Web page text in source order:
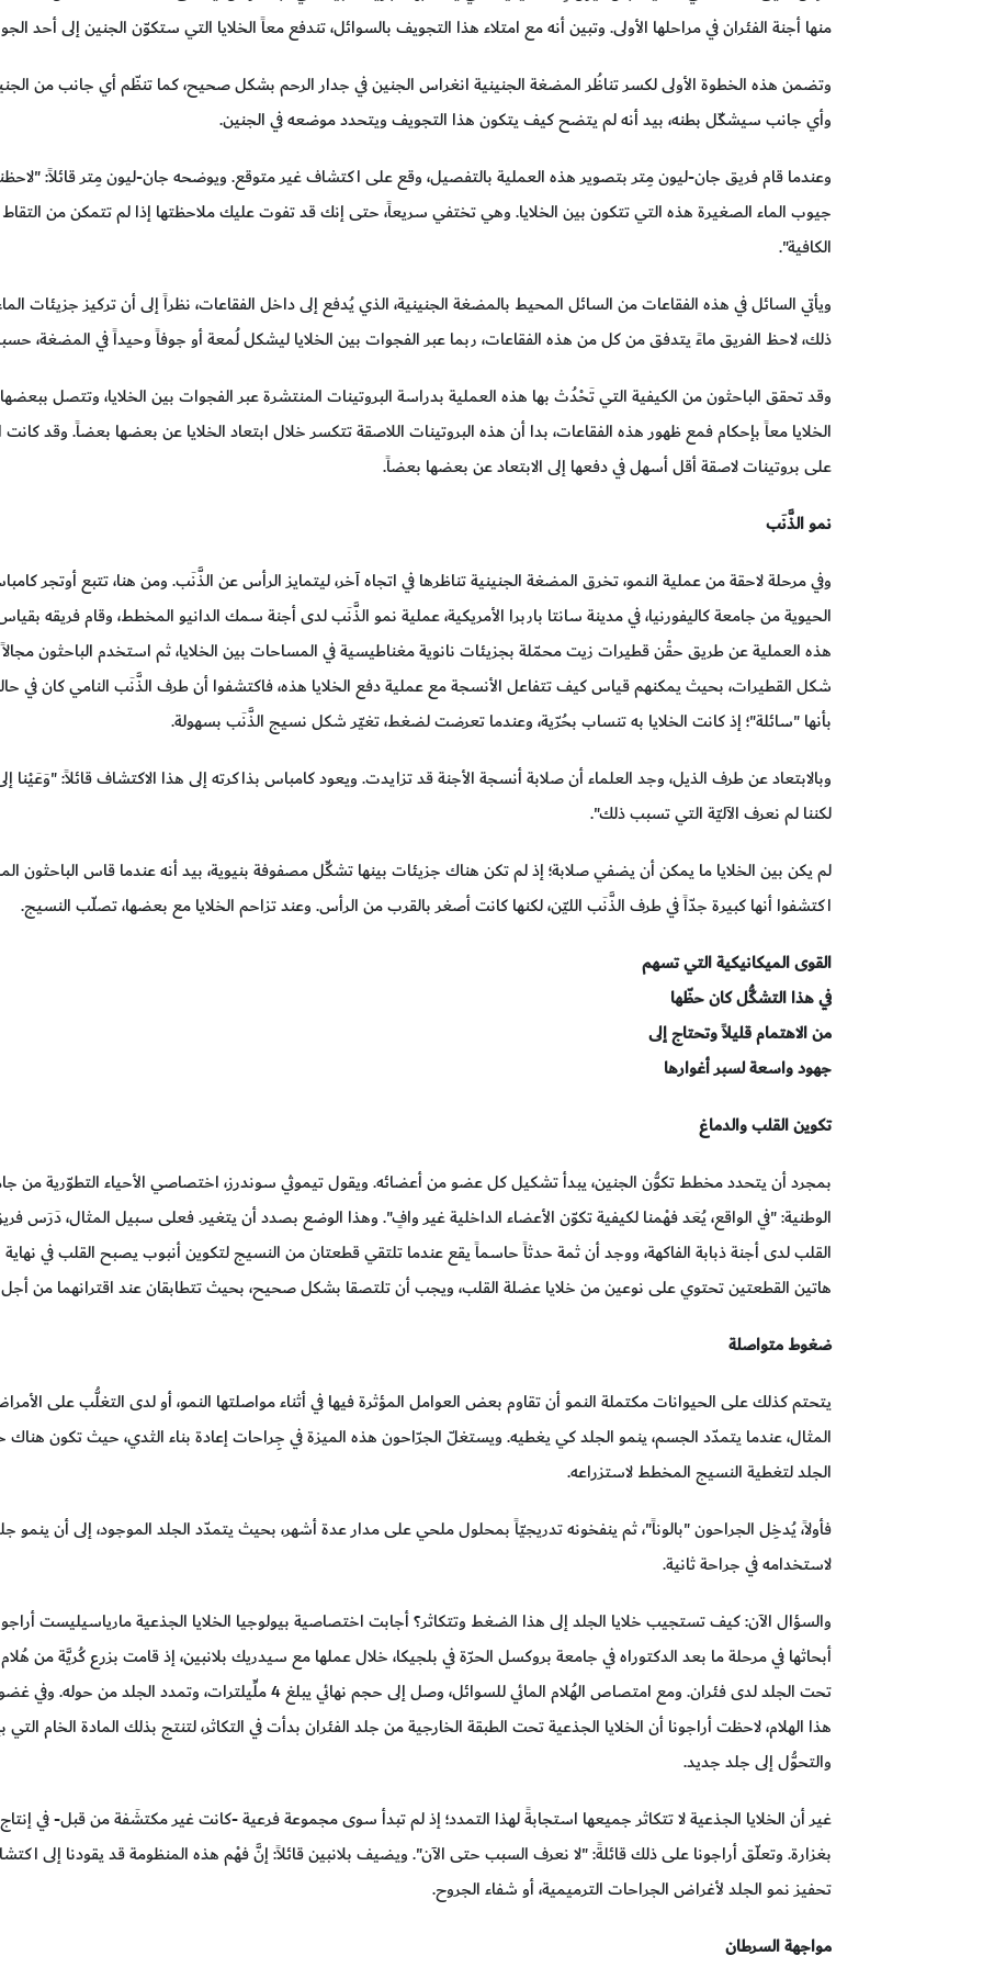
منها أجنة الفئران في مراحلها الأولى. وتبين أنه مع امتلاء هذا التجويف بالسوائل، تندفع معاً الخلايا التي ستكوّن الجنين إلى أحد
وتضمن هذه الخطوة الأولى لكسر تناظُر المضغة الجنينية انغراس الجنين في جدار الرحم بشكل صحيح، كما تنظّم أي جانب من
وأي جانب سيشكّل بطنه، بيد أنه لم يتضح كيف يتكون هذا التجويف ويتحدد موضعه في الجنين.
وعندما قام فريق جان-ليون مِتر بتصوير هذه العملية بالتفصيل، وقع على اكتشاف غير متوقع. ويوضحه جان-ليون مِتر قائلاً:
جيوب الماء الصغيرة هذه التي تتكون بين الخلايا. وهي تختفي سريعاً، حتى إنك قد تفوت عليك ملاحظتها إذا لم تتمكن من
الكافية".
ويأتي السائل في هذه الفقاعات من السائل المحيط بالمضغة الجنينية، الذي يُدفع إلى داخل الفقاعات، نظراً إلى أن تركيز جزيئات
ذلك، لاحظ الفريق ماءً يتدفق من كل من هذه الفقاعات، ربما عبر الفجوات بين الخلايا ليشكل لُمعة أو جوفاً وحيداً في المضغة،
وقد تحقق الباحثون من الكيفية التي تَحْدُث بها هذه العملية بدراسة البروتينات المنتشرة عبر الفجوات بين الخلايا، وتتصل
الخلايا معاً بإحكام فمع ظهور هذه الفقاعات، بدا أن هذه البروتينات اللاصقة تتكسر خلال ابتعاد الخلايا عن بعضها بعضاً. وقد كانت
على بروتينات لاصقة أقل أسهل في دفعها إلى الابتعاد عن بعضها بعضاً.
نمو الذَّنَب
وفي مرحلة لاحقة من عملية النمو، تخرق المضغة الجنينية تناظرها في اتجاه آخر، ليتمايز الرأس عن الذَّنَب. ومن هنا، تتبع أوتجر
الحيوية من جامعة كاليفورنيا، في مدينة سانتا باربرا الأمريكية، عملية نمو الذَّنَب لدى أجنة سمك الدانيو المخطط، وقام فريقه
هذه العملية عن طريق حقْن قطيرات زيت محمّلة بجزيئات نانوية مغناطيسية في المساحات بين الخلايا، ثم استخدم الباحثون
شكل القطيرات، بحيث يمكنهم قياس كيف تتفاعل الأنسجة مع عملية دفع الخلايا هذه، فاكتشفوا أن طرف الذَّنَب النامي كان في
بأنها "سائلة"؛ إذ كانت الخلايا به تنساب بحُرّية، وعندما تعرضت لضغط، تغيّر شكل نسيج الذَّنَب بسهولة.
وبالابتعاد عن طرف الذيل، وجد العلماء أن صلابة أنسجة الأجنة قد تزايدت. ويعود كامباس بذاكرته إلى هذا الاكتشاف قائلاً: "وَعَيْنا
لكننا لم نعرف الآليّة التي تسبب ذلك".
لم يكن بين الخلايا ما يمكن أن يضفي صلابة؛ إذ لم تكن هناك جزيئات بينها تشكِّل مصفوفة بنيوية، بيد أنه عندما قاس الباحثون
اكتشفوا أنها كبيرة جدّاً في طرف الذَّنَب الليّن، لكنها كانت أصغر بالقرب من الرأس. وعند تزاحم الخلايا مع بعضها، تصلّب النسيج.
القوى الميكانيكية التي تسهم
في هذا التشكُّل كان حظّها
من الاهتمام قليلاً وتحتاج إلى
جهود واسعة لسبر أغوارها
تكوين القلب والدماغ
بمجرد أن يتحدد مخطط تكوُّن الجنين، يبدأ تشكيل كل عضو من أعضائه. ويقول تيموثي سوندرز، اختصاصي الأحياء التطوّرية من
الوطنية: "في الواقع، يُعَد فهْمنا لكيفية تكوّن الأعضاء الداخلية غير وافٍ". وهذا الوضع بصدد أن يتغير. فعلى سبيل المثال، دَرَس
القلب لدى أجنة ذبابة الفاكهة، ووجد أن ثمة حدثاً حاسماً يقع عندما تلتقي قطعتان من النسيج لتكوين أنبوب يصبح القلب في
هاتين القطعتين تحتوي على نوعين من خلايا عضلة القلب، ويجب أن تلتصقا بشكل صحيح، بحيث تتطابقان عند اقترانهما من
ضغوط متواصلة
يتحتم كذلك على الحيوانات مكتملة النمو أن تقاوم بعض العوامل المؤثرة فيها في أثناء مواصلتها النمو، أو لدى التغلُّب على
المثال، عندما يتمدّد الجسم، ينمو الجلد كي يغطيه. ويستغلّ الجرّاحون هذه الميزة في جِراحات إعادة بناء الثدي، حيث تكون هناك
الجلد لتغطية النسيج المخطط لاستزراعه.
فأولاً، يُدخِل الجراحون "بالوناً"، ثم ينفخونه تدريجيّاً بمحلول ملحي على مدار عدة أشهر، بحيث يتمدّد الجلد الموجود، إلى أن ينمو
لاستخدامه في جراحة ثانية.
والسؤال الآن: كيف تستجيب خلايا الجلد إلى هذا الضغط وتتكاثر؟ أجابت اختصاصية بيولوجيا الخلايا الجذعية مارياسيليست
أبحاثها في مرحلة ما بعد الدكتوراه في جامعة بروكسل الحرّة في بلجيكا، خلال عملها مع سيدريك بلانبين، إذ قامت بزرع كُريَّة من هُلام
تحت الجلد لدى فئران. ومع امتصاص الهُلام المائي للسوائل، وصل إلى حجم نهائي يبلغ 4
هذا الهلام، لاحظت أراجونا أن الخلايا الجذعية تحت الطبقة الخارجية من جلد الفئران بدأت في التكاثر، لتنتج بذلك المادة الخام التي
والتحوُّل إلى جلد جديد.
غير أن الخلايا الجذعية لا تتكاثر جميعها استجابةً لهذا التمدد؛ إذ لم تبدأ سوى مجموعة فرعية -كانت غير مكتشَفة من قبل- في
بغزارة. وتعلّق أراجونا على ذلك قائلةً: "لا نعرف السبب حتى الآن". ويضيف بلانبين قائلاً: إنَّ فهْم هذه المنظومة قد يقودنا إلى
تحفيز نمو الجلد لأغراض الجراحات الترميمية، أو شفاء الجروح.
مواجهة السرطان